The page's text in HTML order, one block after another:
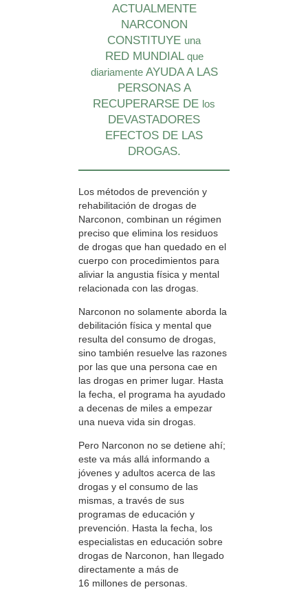
ACTUALMENTE
NARCONON
CONSTITUYE una
RED MUNDIAL que
diariamenteAYUDA A LAS
PERSONAS A
RECUPERARSE DE los
DEVASTADORES
EFECTOS DE LAS
DROGAS.
Los métodos de prevención y
rehabilitación de drogas de
Narconon, combinan un régimen
preciso que elimina los residuos
de drogas que han quedado en el
cuerpo con procedimientos para
aliviar la angustia física y mental
relacionada con las drogas.
Narconon no solamente aborda la
debilitación física y mental que
resulta del consumo de drogas,
sino también resuelve las razones
por las que una persona cae en
las drogas en primer lugar. Hasta
la fecha, el programa ha ayudado
a decenas de miles a empezar
una nueva vida sin drogas.
Pero Narconon no se detiene ahí;
este va más allá informando a
jóvenes y adultos acerca de las
drogas y el consumo de las
mismas, a través de sus
programas de educación y
prevención. Hasta la fecha, los
especialistas en educación sobre
drogas de Narconon, han llegado
directamente a más de
16 millones de personas.